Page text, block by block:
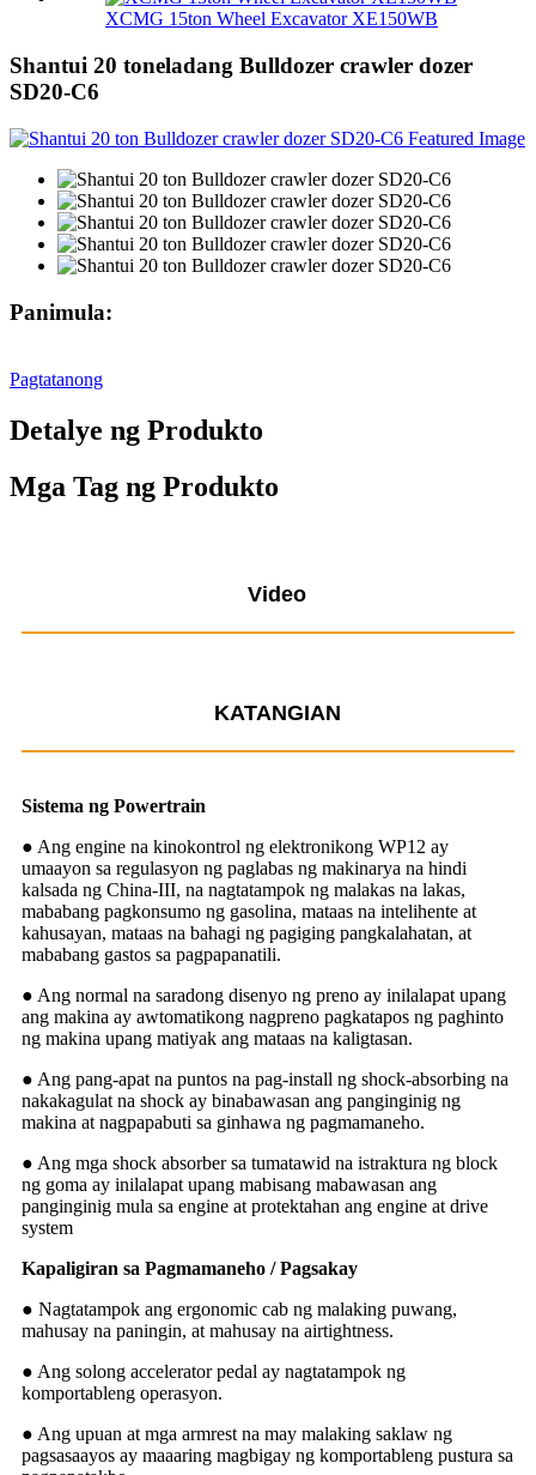
XCMG 15ton Wheel Excavator XE150WB
Shantui 20 toneladang Bulldozer crawler dozer
SD20-C6
Panimula:
Pagtatanong
Detalye ng Produkto
Mga Tag ng Produkto
Video
KATANGIAN
Sistema ng Powertrain
● Ang engine na kinokontrol ng elektronikong WP12 ay
umaayon sa regulasyon ng paglabas ng makinarya na hindi
kalsada ng China-III, na nagtatampok ng malakas na lakas,
mababang pagkonsumo ng gasolina, mataas na intelihente at
kahusayan, mataas na bahagi ng pagiging pangkalahatan, at
mababang gastos sa pagpapanatili.
● Ang normal na saradong disenyo ng preno ay inilalapat upang
ang makina ay awtomatikong nagpreno pagkatapos ng paghinto
ng makina upang matiyak ang mataas na kaligtasan.
● Ang pang-apat na puntos na pag-install ng shock-absorbing na
nakakagulat na shock ay binabawasan ang panginginig ng
makina at nagpapabuti sa ginhawa ng pagmamaneho.
● Ang mga shock absorber sa tumatawid na istraktura ng block
ng goma ay inilalapat upang mabisang mabawasan ang
panginginig mula sa engine at protektahan ang engine at drive
system
Kapaligiran sa Pagmamaneho / Pagsakay
● Nagtatampok ang ergonomic cab ng malaking puwang,
mahusay na paningin, at mahusay na airtightness.
● Ang solong accelerator pedal ay nagtatampok ng
komportableng operasyon.
● Ang upuan at mga armrest na may malaking saklaw ng
pagsasaayos ay maaaring magbigay ng komportableng pustura sa